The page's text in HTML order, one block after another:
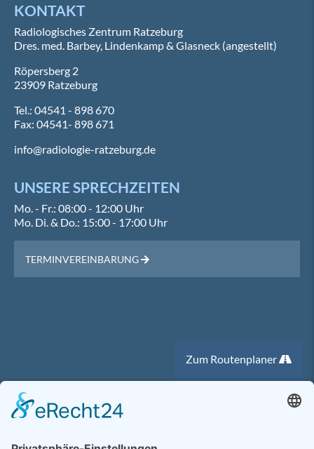
KONTAKT
Radiologisches Zentrum Ratzeburg
Dres. med. Barbey, Lindenkamp & Glasneck (angestellt)
Röpersberg 2
23909 Ratzeburg
Tel.: 04541 - 898 670
Fax: 04541- 898 671
info@radiologie-ratzeburg.de
UNSERE SPRECHZEITEN
Mo. - Fr.: 08:00 - 12:00 Uhr
Mo. Di. & Do.: 15:00 - 17:00 Uhr
TERMINVEREINBARUNG
Zum Routenplaner